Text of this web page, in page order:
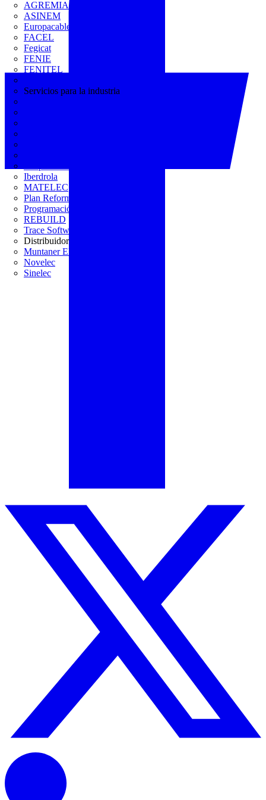
AGREMIA
ASINEM
Europacable
FACEL
Fegicat
FENIE
FENITEL
Servicios para la industria
Iberdrola
MATELEC
Plan Reforma
Programación Integral
REBUILD
Trace Software
Distribuidor
Muntaner Electro
Novelec
Sinelec